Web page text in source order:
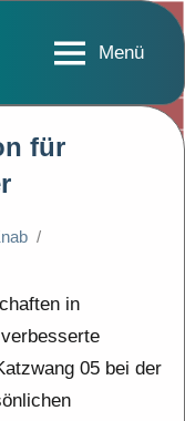
Menü
für
in
05 bei der